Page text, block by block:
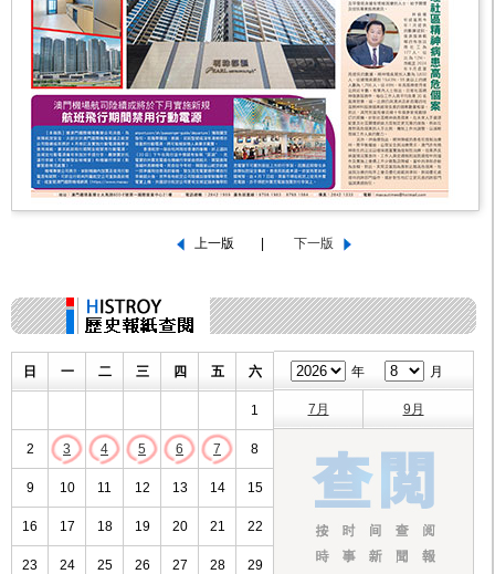
日 一 二 三 四 五 六
1
2 3 4 5 6 7 8
9 10 11 12 13 14 15
16 17 18 19 20 21 22
23 24 25 26 27 28 29
年 月
7月 9月